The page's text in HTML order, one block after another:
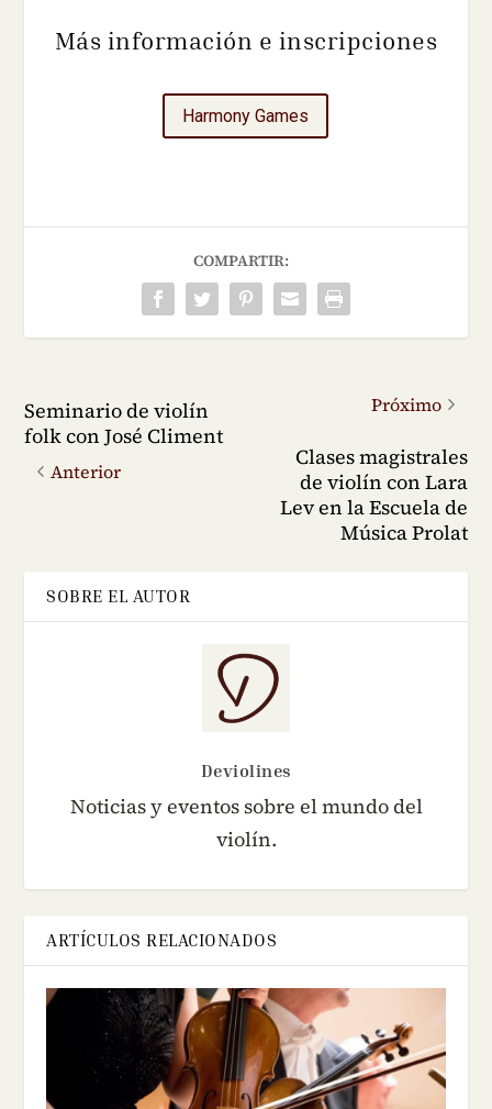
Más información e inscripciones
Harmony Games
COMPARTIR:
Seminario de violín
folk con José Climent
Anterior
Próximo
Clases magistrales
de violín con Lara
Lev en la Escuela de
Música Prolat
SOBRE EL AUTOR
Deviolines
Noticias y eventos sobre el mundo del
violín.
ARTÍCULOS RELACIONADOS